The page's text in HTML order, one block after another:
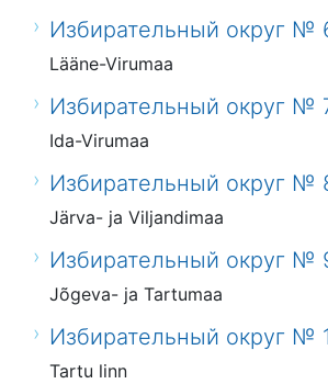
Избирательный округ №
Lääne-Virumaa
Избирательный округ №
Ida-Virumaa
Избирательный округ №
Järva- ja Viljandimaa
Избирательный округ №
Jõgeva- ja Tartumaa
Избирательный округ №
Tartu linn